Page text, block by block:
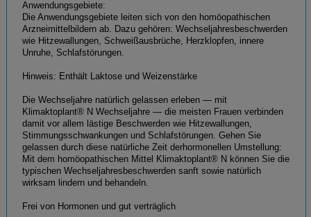
Anwendungsgebiete:
Die Anwendungsgebiete leiten sich von den homöopathischen
Arzneimittelbildern ab. Dazu gehören: Wechseljahresbeschwerden
wie Hitzewallungen, Schweißausbrüche, Herzklopfen, innere
Unruhe, Schlafstörungen.
Hinweis: Enthält Laktose und Weizenstärke
Die Wechseljahre natürlich gelassen erleben — mit
Klimaktoplant® N Wechseljahre — die meisten Frauen verbinden
damit vor allem lästige Beschwerden wie Hitzewallungen,
Stimmungsschwankungen und Schlafstörungen. Gehen Sie
gelassen durch diese natürliche Zeit derhormonellen Umstellung:
Mit dem homöopathischen Mittel Klimaktoplant® N können Sie die
typischen Wechseljahresbeschwerden sanft sowie natürlich
wirksam lindern und behandeln.
Frei von Hormonen und gut verträglich